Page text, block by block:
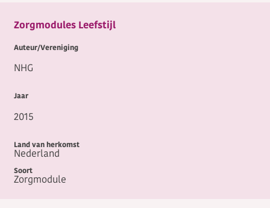
Zorgmodules Leefstijl
NHG
2015
Nederland
Zorgmodule